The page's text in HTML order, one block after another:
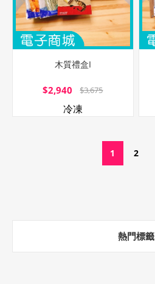
木質禮盒I
$2,940 $3,675
冷凍
1 2
熱門標籤